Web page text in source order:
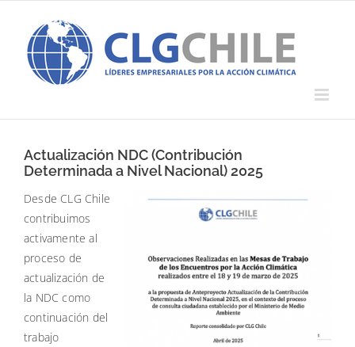
contenido
Actualización NDC (Contribución
Determinada a Nivel Nacional) 2025
Desde CLG Chile
contribuimos
activamente al
proceso de
actualización de
la NDC como
continuación del
trabajo